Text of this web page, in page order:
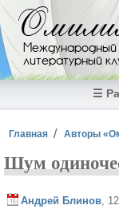
Перейти к основному
Международный
литературный
☰
Вы здесь
Главная Авторы
Шум
Андрей Блинов ,